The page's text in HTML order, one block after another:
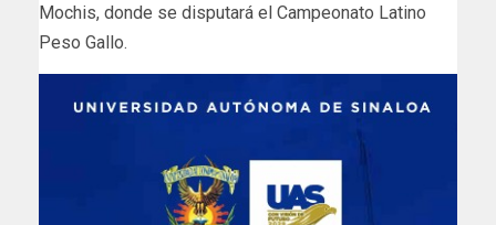
Mochis, donde se disputará el Campeonato Latino
Peso Gallo.